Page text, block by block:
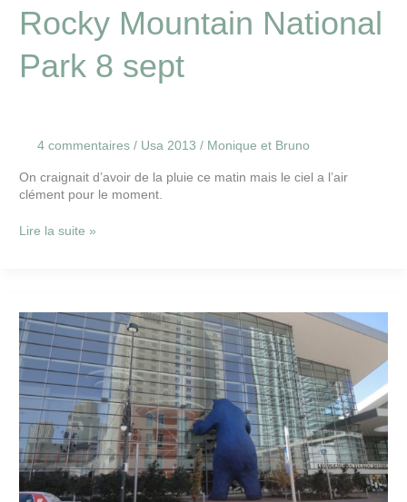
Rocky Mountain National
Park 8 sept
4 commentaires / Usa 2013 / Monique et Bruno
On craignait d’avoir de la pluie ce matin mais le ciel a l’air
clément pour le moment.
Lire la suite »
Denver
visite
7
sept